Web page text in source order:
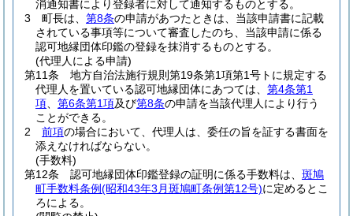
消通知書により登録者に対して通知するものとする。
3
町長は、 第8条の申請があつたときは、当該申請書に記載
されている事項等について審査したのち、当該申請に係る
認可地縁団体印鑑の登録を抹消するものとする。
(代理人による申請)
第11条
地方自治法施行規則第19条第1項第1号トに規定する
代理人を置いている認可地縁団体にあつては、 第4条第1
項
第6条第1項及び第8条の申請を当該代理人により行う
ことができる。
2
前項の場合において、代理人は、委任の旨を証する書面を
添えなければならない。
(手数料)
第12条
認可地縁団体印鑑登録の証明に係る手数料は、 斑鳩
町手数料条例(昭和43年3月斑鳩町条例第12号)に定めるとこ
ろによる。